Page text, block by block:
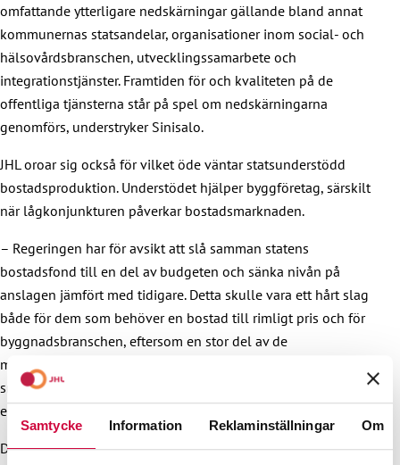
Samtycke Information Reklaminställningar Om
omfattande ytterligare nedskärningar gällande bland annat
kommunernas statsandelar, organisationer inom social- och
hälsovårdsbranschen, utvecklingssamarbete och
integrationstjänster. Framtiden för och kvaliteten på de
offentliga tjänsterna står på spel om nedskärningarna
genomförs, understryker Sinisalo.
JHL oroar sig också för vilket öde väntar statsunderstödd
bostadsproduktion. Understödet hjälper byggföretag, särskilt
när lågkonjunkturen påverkar bostadsmarknaden.
– Regeringen har för avsikt att slå samman statens
bostadsfond till en del av budgeten och sänka nivån på
anslagen jämfört med tidigare. Detta skulle vara ett hårt slag
både för dem som behöver en bostad till rimligt pris och för
byggnadsbranschen, eftersom en stor del av de
marknadsbaserade byggprojekten står stilla. Nu gäller det
snarare att stöda byggnadsbranschen och därmed hela
ekonomin, så att vi kan komma ur denna recession.
Den nuvarande regeringen har petat på Finlands